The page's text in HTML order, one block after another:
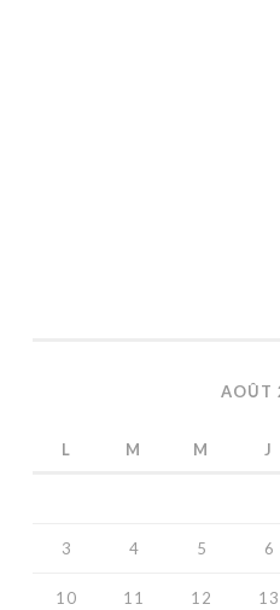
AOÛT
L M M J
3 4 5 6
10 11 12 13